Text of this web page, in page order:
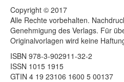
Copyright © 2017
Alle Rechte vorbehalten.
Genehmigung des Verlags. Für
Originalvorlagen wird keine
ISBN 978-3-902911-32-2
ISSN 1015 1915
GTIN 4 19 23106 1600 5 00137